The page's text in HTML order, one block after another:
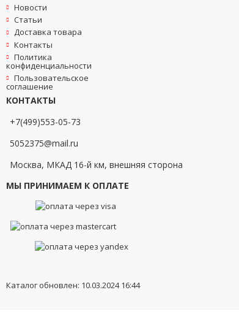
Новости
Статьи
Доставка товара
Контакты
Политика
конфиденциальности
Пользовательское
соглашение
КОНТАКТЫ
+7(499)553-05-73
5052375@mail.ru
Москва, МКАД 16-й км, внешняя сторона
МЫ ПРИНИМАЕМ К ОПЛАТЕ
Каталог обновлен: 10.03.2024 16:44